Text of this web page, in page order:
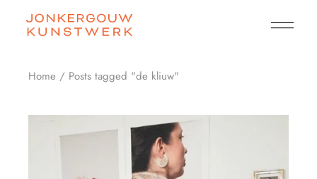
content
Home Posts tagged "de kliuw"